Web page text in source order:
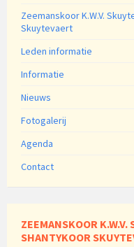
Zeemanskoor K.W.V.
Skuytevaert
Leden informatie
Informatie
Nieuws
Fotogalerij
Agenda
Contact
ZEEMANSKOOR K.W.V.
SHANTYKOOR